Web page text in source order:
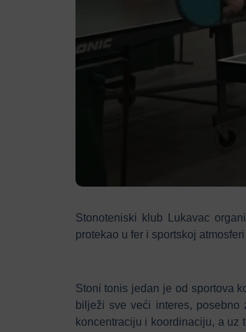
Stonoteniski klub Lukavac
protekao u fer i sportskoj
Stoni tonis jedan je od sportova
bilježi sve veći interes,
koncentraciju i koordinaciju, a